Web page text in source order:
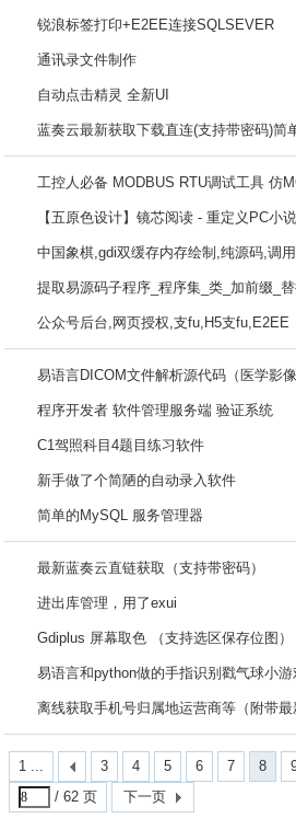
锐浪标签打印+E2EE连接SQLSEVER
通讯录文件制作
自动点击精灵 全新UI
蓝奏云最新获取下载直连(支持带密码)简
工控人必备 MODBUS RTU调试工具 仿
【五原色设计】镜芯阅读 - 重定义PC小
中国象棋,gdi双缓存内存绘制,纯源码,调
提取易源码子程序_程序集_类_加前缀_
公众号后台,网页授权,支fu,H5支fu,E2EE
易语言DICOM文件解析源代码（医学影像
程序开发者 软件管理服务端 验证系统
C1驾照科目4题目练习软件
新手做了个简陋的自动录入软件
简单的MySQL 服务管理器
最新蓝奏云直链获取（支持带密码）
进出库管理，用了exui
Gdiplus 屏幕取色 （支持选区保存位图）
易语言和python做的手指识别戳气球小游
离线获取手机号归属地运营商等（附带最
1 ... 3 4 5 6 7 8
/ 62 页
下一页